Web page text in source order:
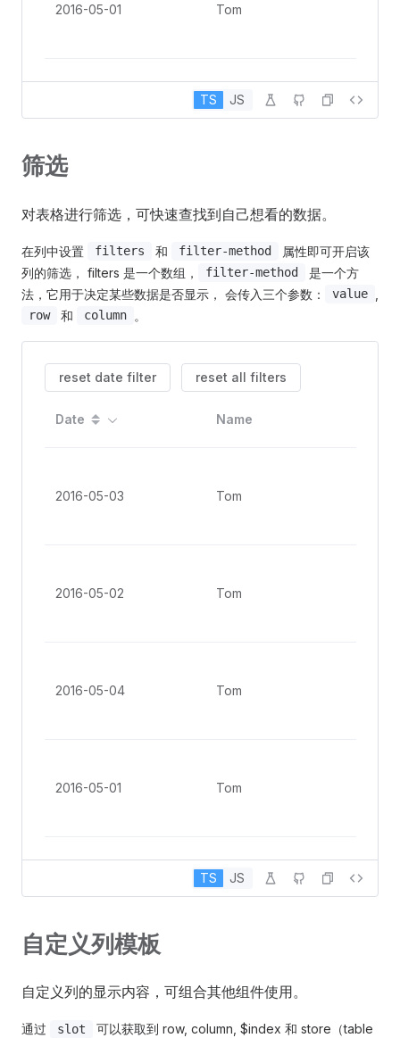
2016-05-01 Tom
TS JS
筛选
对表格进行筛选，可快速查找到自己想看的数据。
在列中设置 filters 和 filter-method
属性即可开启该
列的筛选， filters 是一个数组，
filter-method
是一个方
法，它用于决定某些数据是否显示， 会传入三个参数：
value
row 和 column 。
reset date filter reset all filters
Date Name
2016-05-03 Tom
2016-05-02 Tom
2016-05-04 Tom
2016-05-01 Tom
TS JS
自定义列模板
自定义列的显示内容，可组合其他组件使用。
通过 slot
可以获取到 row, column, $index 和 store（table